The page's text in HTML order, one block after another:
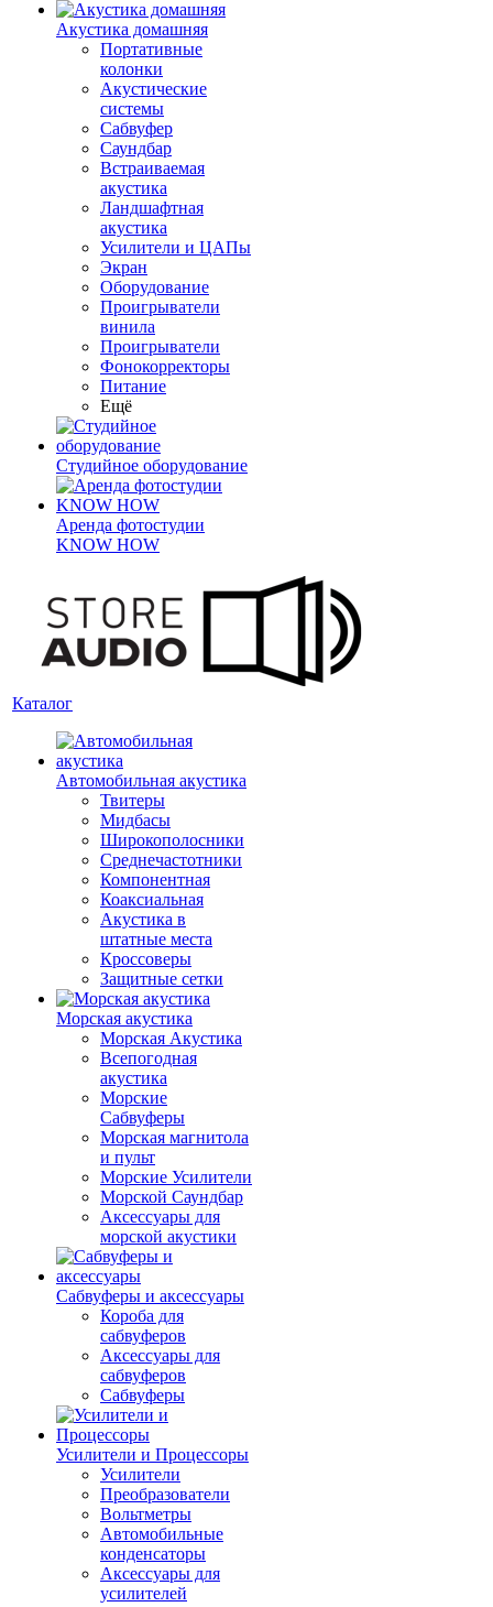
Акустика домашняя
Портативные
колонки
Акустические
системы
Сабвуфер
Саундбар
Встраиваемая
акустика
Ландшафтная
акустика
Усилители и ЦАПы
Экран
Оборудование
Проигрыватели
винила
Проигрыватели
Фонокорректоры
Питание
Ещё
Студийное оборудование
Аренда фотостудии
KNOW HOW
Каталог
Автомобильная акустика
Твитеры
Мидбасы
Широкополосники
Среднечастотники
Компонентная
Коаксиальная
Акустика в
штатные места
Кроссоверы
Защитные сетки
Морская акустика
Морская Акустика
Всепогодная
акустика
Морские
Сабвуферы
Морская магнитола
и пульт
Морские Усилители
Морской Cаундбар
Аксессуары для
морской акустики
Сабвуферы и аксессуары
Короба для
сабвуферов
Аксессуары для
сабвуферов
Сабвуферы
Усилители и Процессоры
Усилители
Преобразователи
Вольтметры
Автомобильные
конденсаторы
Аксессуары для
усилителей